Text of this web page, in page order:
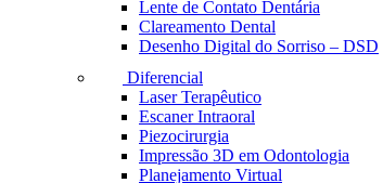
Lente de Contato Dentária
Clareamento Dental
Desenho Digital do Sorriso – DSD
Diferencial
Laser Terapêutico
Escaner Intraoral
Piezocirurgia
Impressão 3D em Odontologia
Planejamento Virtual